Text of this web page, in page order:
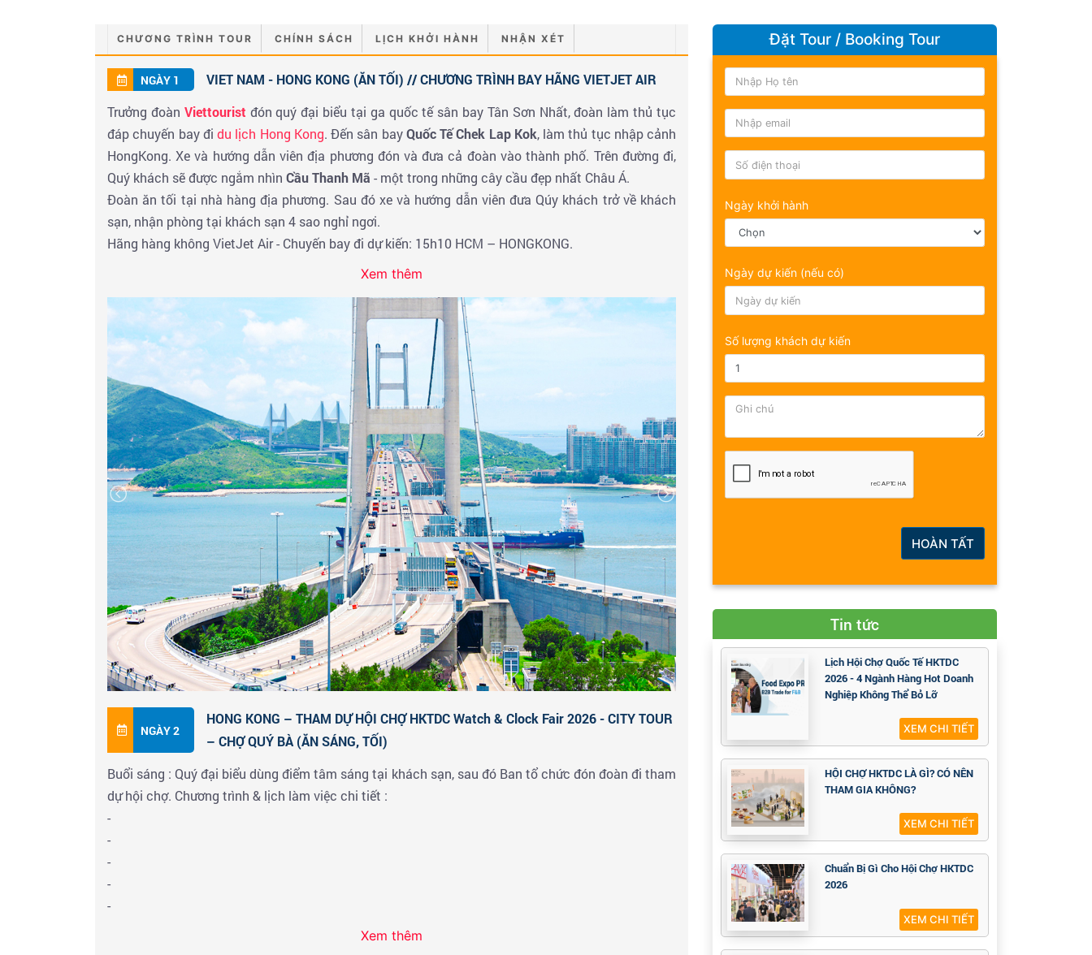
CHƯƠNG TRÌNH TOUR CHÍNH SÁCH LỊCH KHỞI HÀNH NHẬN XÉT
NGÀY 1
VIET NAM - HONG KONG (ĂN TỐI) // CHƯƠNG TRÌNH BAY HÃNG VIETJET AIR
Trưởng đoàn Viettourist đón quý đại biểu tại ga quốc tế sân bay Tân Sơn Nhất, đoàn làm thủ tục
đáp chuyến bay đi du lịch Hong Kong. Đến sân bayQuốc Tế Chek Lap Kok, làm thủ tục nhập cảnh
HongKong. Xe và hướng dẫn viên địa phương đón và đưa cả đoàn vào thành phố. Trên đường đi,
Quý khách sẽ được ngắm nhìn Cầu Thanh Mã - một trong những cây cầu đẹp nhất Châu Á.
Đoàn ăn tối tại nhà hàng địa phương. Sau đó xe và hướng dẫn viên đưa Qúy khách trở về khách
sạn, nhận phòng tại khách sạn 4 sao nghỉ ngơi.
Hãng hàng không VietJet Air - Chuyến bay đi dự kiến: 15h10 HCM – HONGKONG.
Xem thêm
NGÀY 2
HONG KONG – THAM DỰ HỘI CHỢ HKTDC Watch & Clock Fair 2026 - CITY TOUR
– CHỢ QUÝ BÀ (ĂN SÁNG, TỐI)
Buổi sáng : Quý đại biểu dùng điểm tâm sáng tại khách sạn, sau đó Ban tổ chức đón đoàn đi tham
dự hội chợ. Chương trình & lịch làm việc chi tiết :
-
-
-
-
-
Xem thêm
Đặt Tour / Booking Tour
Ngày khởi hành
Ngày dự kiến (nếu có)
Số lượng khách dự kiến
HOÀN TẤT
Tin tức
Lịch Hội Chợ Quốc Tế HKTDC
2026 - 4 Ngành Hàng Hot Doanh
Nghiệp Không Thể Bỏ Lỡ
XEM CHI TIẾT
HỘI CHỢ HKTDC LÀ GÌ? CÓ NÊN
THAM GIA KHÔNG?
XEM CHI TIẾT
Chuẩn Bị Gì Cho Hội Chợ HKTDC
2026
XEM CHI TIẾT